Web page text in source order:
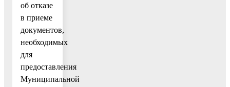
об отказе
в приеме
документов,
необходимых
для
предоставления
Муниципальной